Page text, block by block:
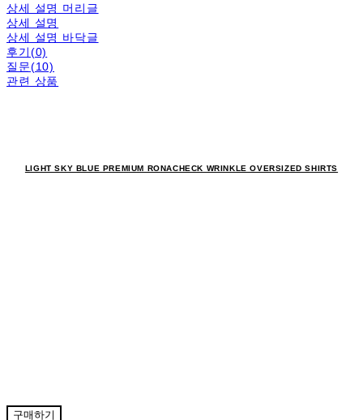
상세 설명 머리글
상세 설명
상세 설명 바닥글
후기(0)
질문(10)
관련 상품
LIGHT SKY BLUE PREMIUM RONACHECK WRINKLE OVERSIZED SHIRTS
구매하기